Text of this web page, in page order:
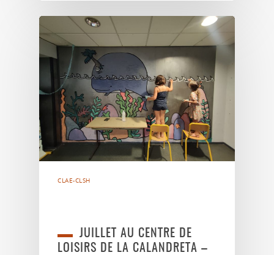
CLAE-CLSH
JUILLET AU CENTRE DE
LOISIRS DE LA CALANDRETA –